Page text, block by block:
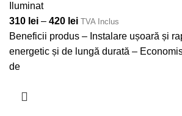
Iluminat
310 lei – 420 lei TVA Inclus
Beneficii produs – Instalare ușoară și
energetic și de lungă durată –
de